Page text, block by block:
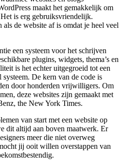
maakt het gemakkelijk om
is erg gebruiksvriendelijk.
de website af is omdat je heel veel
een systeem voor het schrijven
plugins, widgets, thema’s en
is het echter uitgegroeid tot een
De kern van de code is
door honderden vrijwilligers. Om
deze websites zijn gemaakt met
the New York Times.
van start met een website op
dit altijd aan boven maatwerk. Er
meer die niet overweg
jij ooit willen overstappen van